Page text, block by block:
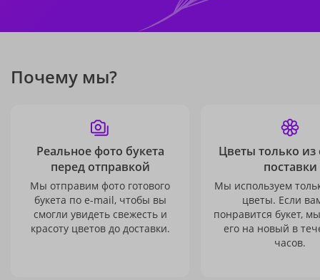
Почему мы?
Реальное фото букета
перед отправкой
Мы отправим фото готового
букета по e-mail, чтобы вы
смогли увидеть свежесть и
красоту цветов до доставки.
Цветы только из
поставки
Мы используем
цветы. Если
понравится букет,
его на новый в
часов.